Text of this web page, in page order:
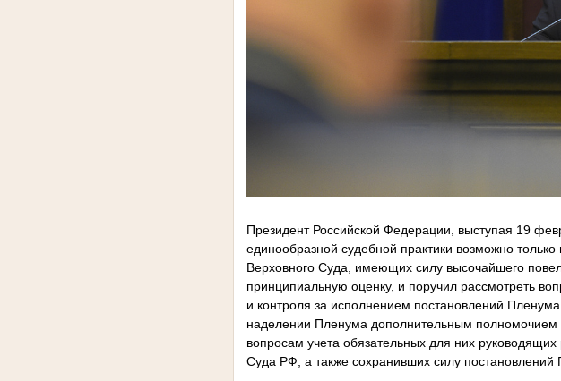
Президент Российской Федерации, выступая 19
единообразной судебной практики возможно
Верховного Суда, имеющих силу высочайшего
принципиальную оценку, и поручил рассмотреть
и контроля за исполнением постановлений
наделении Пленума дополнительным
вопросам учета обязательных для них
Суда РФ, а также сохранивших силу